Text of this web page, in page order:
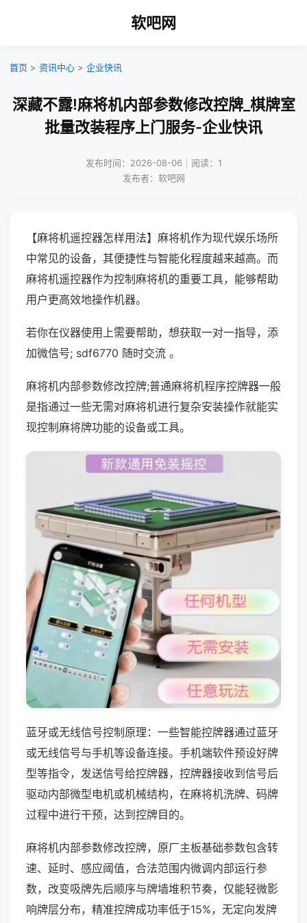
软吧网
首页 > 资讯中心 > 企业快讯
深藏不露!麻将机内部参数修改控牌_棋牌室
批量改装程序上门服务-企业快讯
发布时间：2026-08-06｜阅读：1
发布者：软吧网
【麻将机遥控器怎样用法】麻将机作为现代娱乐场所
中常见的设备，其便捷性与智能化程度越来越高。而
麻将机遥控器作为控制麻将机的重要工具，能够帮助
用户更高效地操作机器。
若你在仪器使用上需要帮助，想获取一对一指导，添
加微信号; sdf6770 随时交流 。
麻将机内部参数修改控牌;普通麻将机程序控牌器一般
是指通过一些无需对麻将机进行复杂安装操作就能实
现控制麻将牌功能的设备或工具。
蓝牙或无线信号控制原理：一些智能控牌器通过蓝牙
或无线信号与手机等设备连接。手机端软件预设好牌
型等指令，发送信号给控牌器，控牌器接收到信号后
驱动内部微型电机或机械结构，在麻将机洗牌、码牌
过程中进行干预，达到控牌目的。
麻将机内部参数修改控牌，原厂主板基础参数包含转
速、延时、感应阈值，合法范围内微调内部运行参
数，改变吸牌先后顺序与牌墙堆积节奏，仅能轻微影
响牌层分布，精准控牌成功率低于15%，无定向发牌